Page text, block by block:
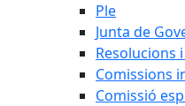
Ple
Junta de
Resolucions
Comissions
Comissió